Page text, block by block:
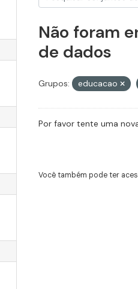
Não foram
de dados
Grupos: educacao
Por favor tente uma
Você também pode ter